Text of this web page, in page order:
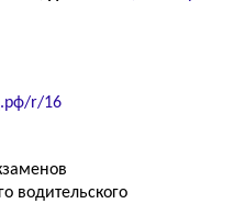
r/16
водительского